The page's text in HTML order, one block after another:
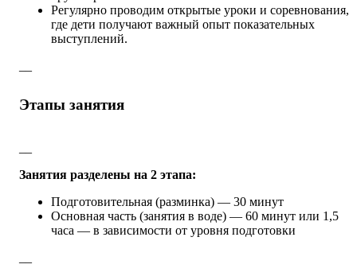
Регулярно проводим открытые уроки и соревнования,
где дети получают важный опыт показательных
выступлений.
Этапы занятия
Занятия разделены на 2 этапа:
Подготовительная (разминка) — 30 минут
Основная часть (занятия в воде) — 60 минут или 1,5
часа — в зависимости от уровня подготовки